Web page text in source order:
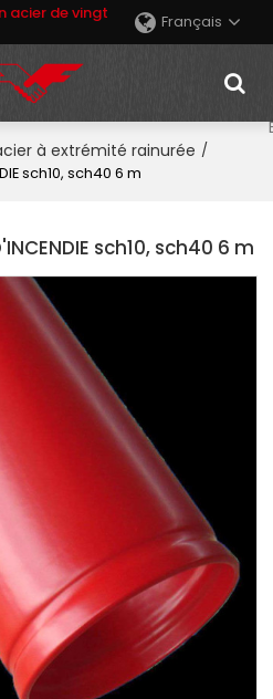
acier de vingt
Français
à extrémité rainurée /
sch10, sch40 6 m
sch10, sch40 6 m